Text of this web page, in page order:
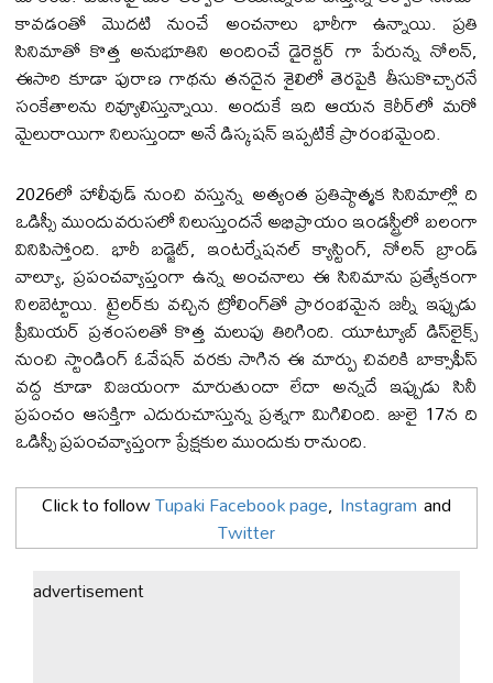
కావడంతో మొదటి నుంచే అంచనాలు భారీగా ఉన్నాయి. ప్రతి
సినిమాతో కొత్త అనుభూతిని అందించే డైరెక్ట‌ర్ గా పేరున్న నోలన్,
ఈసారి కూడా పురాణ గాథను తనదైన శైలిలో తెరపైకి తీసుకొచ్చార‌నే
సంకేతాలను రివ్యూలిస్తున్నాయి. అందుకే ఇది ఆయన కెరీర్‌లో మరో
మైలురాయిగా నిలుస్తుందా అనే డిస్క‌ష‌న్ ఇప్పటికే ప్రారంభమైంది.
2026లో హాలీవుడ్ నుంచి వస్తున్న అత్యంత ప్రతిష్ఠాత్మక సినిమాల్లో ది
ఒడిస్సీ ముందువరుసలో నిలుస్తుందనే అభిప్రాయం ఇండస్ట్రీలో బలంగా
వినిపిస్తోంది. భారీ బడ్జెట్, ఇంట‌ర్నేష‌న‌ల్ క్యాస్టింగ్, నోలన్ బ్రాండ్
వాల్యూ, ప్రపంచవ్యాప్తంగా ఉన్న అంచనాలు ఈ సినిమాను ప్రత్యేకంగా
నిలబెట్టాయి. ట్రైలర్‌కు వచ్చిన ట్రోలింగ్‌తో ప్రారంభమైన జ‌ర్నీ ఇప్పుడు
ప్రీమియర్ ప్రశంసలతో కొత్త మలుపు తిరిగింది. యూట్యూబ్ డిస్‌లైక్స్
నుంచి స్టాండింగ్ ఓవేషన్ వరకు సాగిన ఈ మార్పు చివరికి బాక్సాఫీస్
వద్ద కూడా విజయంగా మారుతుందా లేదా అన్నదే ఇప్పుడు సినీ
ప్రపంచం ఆసక్తిగా ఎదురుచూస్తున్న ప్రశ్నగా మిగిలింది. జులై 17న ది
ఒడిస్సీ ప్ర‌పంచ‌వ్యాప్తంగా ప్రేక్ష‌కుల ముందుకు రానుంది.
Click to followTupaki Facebook page, Instagram and
Twitter
advertisement